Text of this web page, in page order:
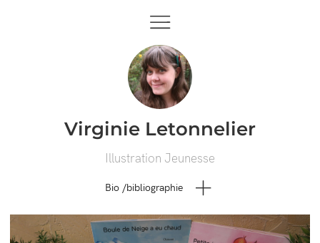
Virginie Letonnelier
Illustration Jeunesse
Bio /bibliographie